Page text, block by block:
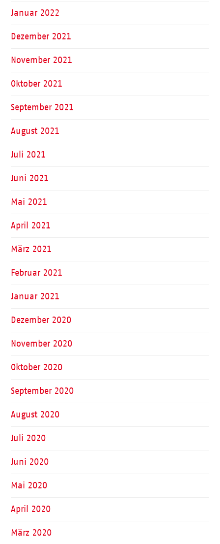
Januar 2022
Dezember 2021
November 2021
Oktober 2021
September 2021
August 2021
Juli 2021
Juni 2021
Mai 2021
April 2021
März 2021
Februar 2021
Januar 2021
Dezember 2020
November 2020
Oktober 2020
September 2020
August 2020
Juli 2020
Juni 2020
Mai 2020
April 2020
März 2020